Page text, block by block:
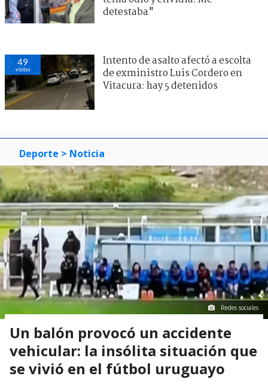
detestaba"
49
visitas
Intento de asalto afectó a escolta
de exministro Luis Cordero en
Vitacura: hay 5 detenidos
Deporte > Noticia
Redes sociales
Un balón provocó un accidente
vehicular: la insólita situación que
se vivió en el fútbol uruguayo